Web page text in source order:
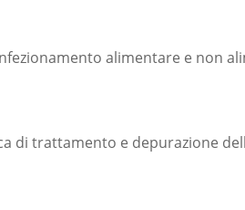
alimentare e non
di trattamento e depurazione